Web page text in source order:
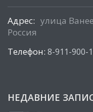
Адрес: улица
Россия
Телефон: 8-911-900-
НЕДАВНИЕ